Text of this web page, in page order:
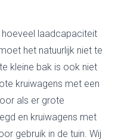
hoeveel laadcapaciteit
het natuurlijk niet te
kleine bak is ook niet
kruiwagens met een
als er grote
en kruiwagens met
gebruik in de tuin. Wij